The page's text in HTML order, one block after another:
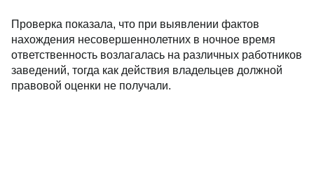
Проверка показала, что при выявлении фактов
нахождения несовершеннолетних в ночное время
ответственность возлагалась на различных работников
заведений, тогда как действия владельцев должной
правовой оценки не получали.